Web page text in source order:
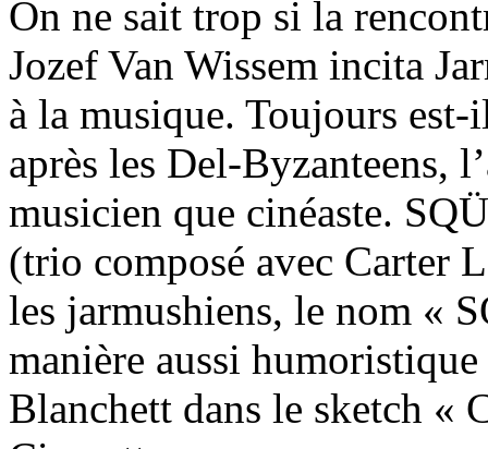
On ne sait trop si la
Jozef Van Wissem incita
à la musique. Toujours
après les Del-Byzanteens,
musicien que cinéaste.
(trio composé avec Carter
les jarmushiens, le nom «
manière aussi
Blanchett dans le sketch «